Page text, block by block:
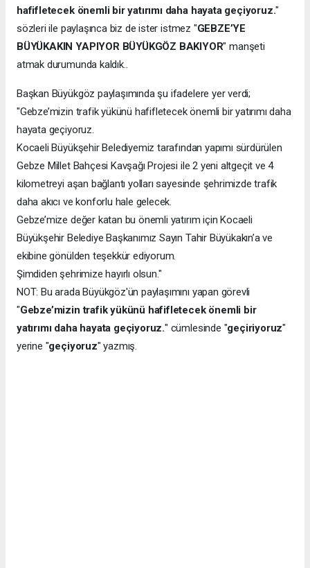
hafifletecek önemli bir yatırımı daha hayata geçiyoruz."
sözleri ile paylaşınca biz de ister istmez "GEBZE’YE
BÜYÜKAKIN YAPIYOR BÜYÜKGÖZ BAKIYOR" manşeti
atmak durumunda kaldık..
Başkan Büyükgöz paylaşımında şu ifadelere yer verdi;
"Gebze’mizin trafik yükünü hafifletecek önemli bir yatırımı daha
hayata geçiyoruz.
Kocaeli Büyükşehir Belediyemiz tarafından yapımı sürdürülen
Gebze Millet Bahçesi Kavşağı Projesi ile 2 yeni altgeçit ve 4
kilometreyi aşan bağlantı yolları sayesinde şehrimizde trafik
daha akıcı ve konforlu hale gelecek.
Gebze’mize değer katan bu önemli yatırım için Kocaeli
Büyükşehir Belediye Başkanımız Sayın Tahir Büyükakın’a ve
ekibine gönülden teşekkür ediyorum.
Şimdiden şehrimize hayırlı olsun."
NOT: Bu arada Büyükgöz'ün paylaşımını yapan görevli
"Gebze’mizin trafik yükünü hafifletecek önemli bir
yatırımı daha hayata geçiyoruz." cümlesinde "geçiriyoruz"
yerine "geçiyoruz" yazmış.